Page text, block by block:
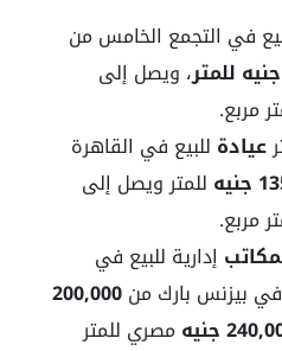
في التجمع الخامس من
، ويصل إلى
مربع.
عيادة للبيع في القاهرة
للمتر ويصل إلى
مربع.
مكاتب إدارية للبيع في
بيزنس بارك من200,000
جنيه
مصري للمتر